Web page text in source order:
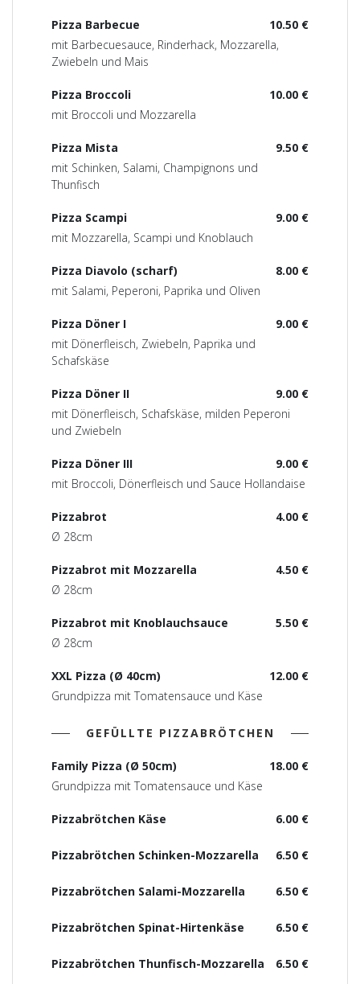
10.50 €
Pizza Barbecue
mit Barbecuesauce, Rinderhack, Mozzarella,
Zwiebeln und Mais
10.00 €
Pizza Broccoli
mit Broccoli und Mozzarella
9.50 €
Pizza Mista
mit Schinken, Salami, Champignons und
Thunfisch
9.00 €
Pizza Scampi
mit Mozzarella, Scampi und Knoblauch
8.00 €
Pizza Diavolo (scharf)
mit Salami, Peperoni, Paprika und Oliven
9.00 €
Pizza Döner I
mit Dönerfleisch, Zwiebeln, Paprika und
Schafskäse
9.00 €
Pizza Döner II
mit Dönerfleisch, Schafskäse, milden Peperoni
und Zwiebeln
9.00 €
Pizza Döner III
mit Broccoli, Dönerfleisch und Sauce Hollandaise
4.00 €
Pizzabrot
Ø 28cm
4.50 €
Pizzabrot mit Mozzarella
Ø 28cm
5.50 €
Pizzabrot mit Knoblauchsauce
Ø 28cm
12.00 €
XXL Pizza (Ø 40cm)
Grundpizza mit Tomatensauce und Käse
GEFÜLLTE PIZZABRÖTCHEN
18.00 €
Family Pizza (Ø 50cm)
Grundpizza mit Tomatensauce und Käse
6.00 €
Pizzabrötchen Käse
6.50 €
Pizzabrötchen Schinken-Mozzarella
6.50 €
Pizzabrötchen Salami-Mozzarella
6.50 €
Pizzabrötchen Spinat-Hirtenkäse
6.50 €
Pizzabrötchen Thunfisch-Mozzarella